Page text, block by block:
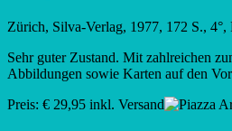
Zürich, Silva-Verlag, 1977, 172 S., 4°,
Sehr guter Zustand. Mit zahlreichen
Abbildungen sowie Karten auf den
Preis: € 29,95 inkl. Versand